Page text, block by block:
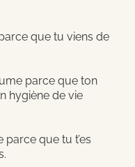
que tu viens de
parce que ton
hygiène de vie
que tu t’es